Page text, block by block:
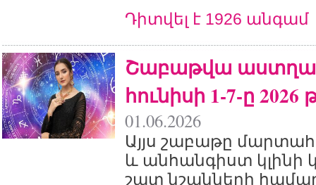
Դիտվել է 1926 անգամ
Շաբաթվա
հունիսի 1-7-ը 2026
01.06.2026
Այյս շաբաթը
և անհանգիստ կլինի
շատ նշանների